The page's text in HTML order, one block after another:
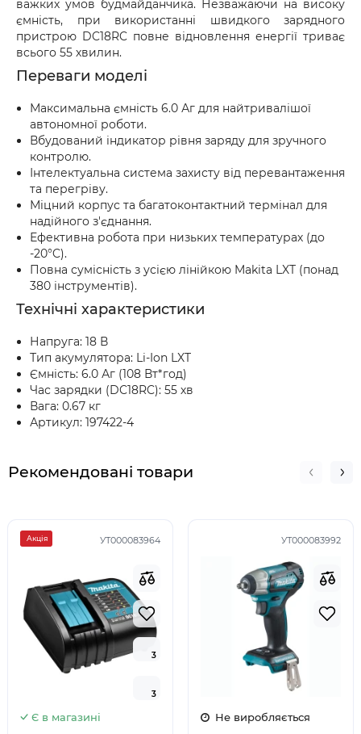
важких умов будмайданчика. Незважаючи на високу
ємність, при використанні швидкого зарядного
пристрою DC18RC повне відновлення енергії триває
всього 55 хвилин.
Переваги моделі
Максимальна ємність 6.0 Аг для найтривалішої
автономної роботи.
Вбудований індикатор рівня заряду для зручного
контролю.
Інтелектуальна система захисту від перевантаження
та перегріву.
Міцний корпус та багатоконтактний термінал для
надійного з'єднання.
Ефективна робота при низьких температурах (до
-20°C).
Повна сумісність з усією лінійкою Makita LXT (понад
380 інструментів).
Технічні характеристики
Напруга: 18 В
Тип акумулятора: Li-Ion LXT
Ємність: 6.0 Аг (108 Вт*год)
Час зарядки (DC18RC): 55 хв
Вага: 0.67 кг
Артикул: 197422-4
Рекомендовані товари
УТ000083964
Акція
3
3
3
3
Є в магазині
УТ000083992
Не виробляється